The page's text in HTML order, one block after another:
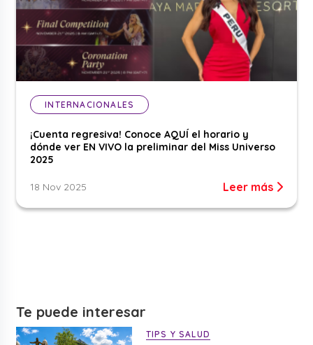
INTERNACIONALES
¡Cuenta regresiva! Conoce AQUÍ el horario y
dónde ver EN VIVO la preliminar del Miss Universo
2025
18 Nov 2025 Leer más
Te puede interesar
TIPS Y SALUD